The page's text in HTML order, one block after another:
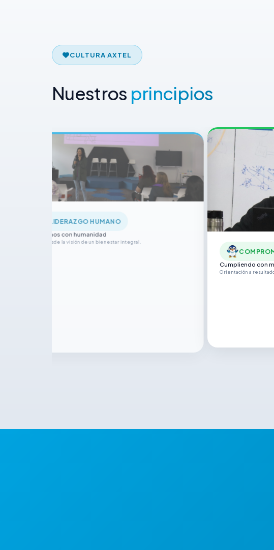
CULTURA AXTEL
Nuestros principios